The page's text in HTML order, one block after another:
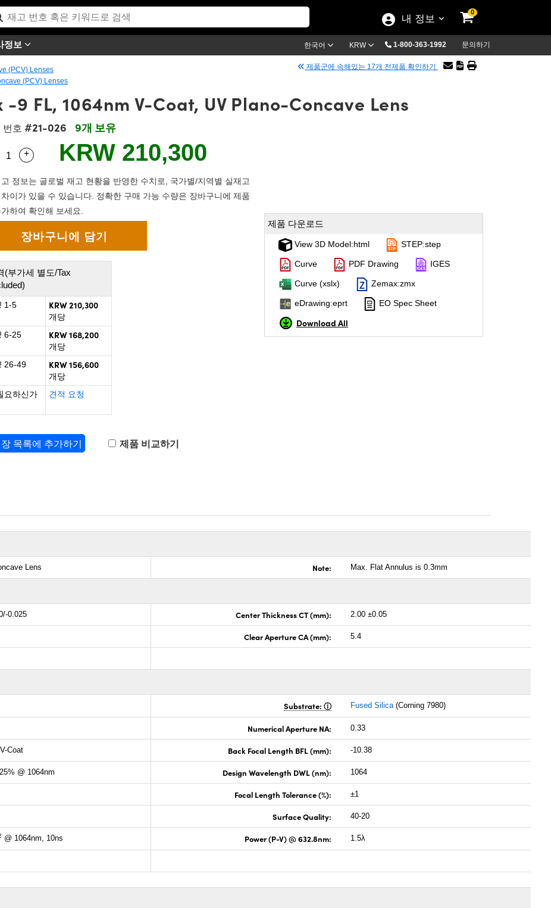
내 정보
0
정보 한국어 KRW 1-800-363-1992 문의하기
(PCV) Lenses
(PCV) Lenses
제품군에 속해있는 17개 전제품 확인하기
9 FL, 1064nm V-Coat, UV Plano-Concave Lens
번호 #21-026 9개 보유
Selector
Use the plus and minus buttons to adjust the quantity.
+ KRW 210,300
정보는 글로벌 재고 현황을 반영한 수치로, 국가별/지역별 실재고
이가 있을 수 있습니다. 정확한 구매 가능 수량은 장바구니에 제품
하여 확인해 보세요.
(부가세 별도/Tax
1-5 KRW 210,300
개당
6-25
KRW 168,200
개당
26-49
KRW 156,600
개당
요하신가
견적 요청
목록에 추가하기 제품 비교하기
제품 다운로드
View 3D Model:html STEP:step
Curve PDF Drawing IGES
Curve (xslx) Zemax:zmx
eDrawing:eprt EO Spec Sheet
Download All
Lens Note: Max. Flat Annulus is 0.3mm
0.025 Center Thickness CT (mm): 2.00 ±0.05
Clear Aperture CA (mm): 5.4
Substrate: Fused Silica(Corning 7980)
Numerical Aperture NA: 0.33
Coat Back Focal Length BFL (mm): -10.38
@ 1064nm Design Wavelength DWL (nm): 1064
Focal Length Tolerance (%): ±1
Surface Quality: 40-20
@ 1064nm, 10ns Power (P-V) @ 632.8nm: 1.5λ